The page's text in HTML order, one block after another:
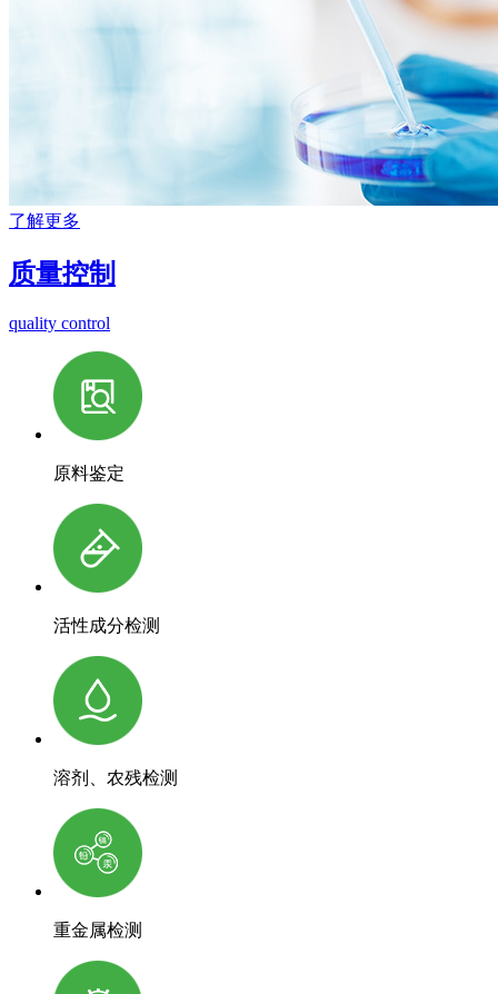
了解更多
质量控制
quality control
原料鉴定
活性成分检测
溶剂、农残检测
重金属检测